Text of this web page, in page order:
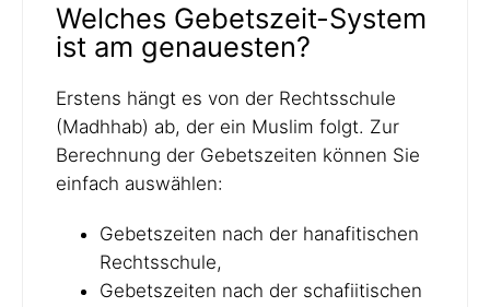
Welches Gebetszeit-System
ist am genauesten?
Erstens hängt es von der Rechtsschule
(Madhhab) ab, der ein Muslim folgt. Zur
Berechnung der Gebetszeiten können Sie
einfach auswählen:
Gebetszeiten nach der hanafitischen
Rechtsschule,
Gebetszeiten nach der schafiitischen